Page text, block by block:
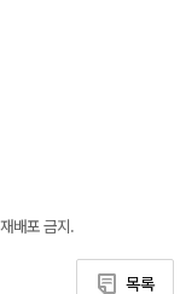
배포 금지.
목록